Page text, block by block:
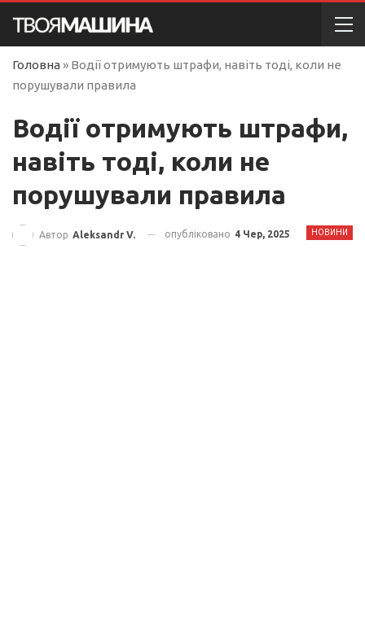
Головна » Водії отримують штрафи, навіть тоді, коли не
порушували правила
Водії отримують штрафи,
навіть тоді, коли не
порушували правила
НОВИНИ
Автор Aleksandr V. опубліковано 4 Чер, 2025